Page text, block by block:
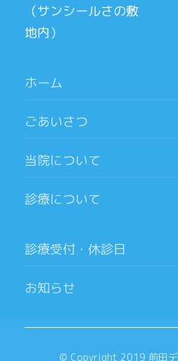
（サンシールさの敷
地内）
ホーム
ごあいさつ
当院について
診療について
診療受付・休診日
お知らせ
© Copyright 2019 前田デ